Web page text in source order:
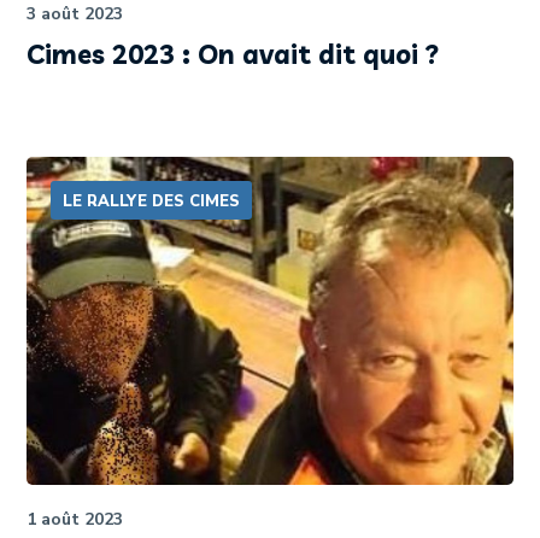
3 août 2023
Cimes 2023 : On avait dit quoi ?
LE RALLYE DES CIMES
1 août 2023